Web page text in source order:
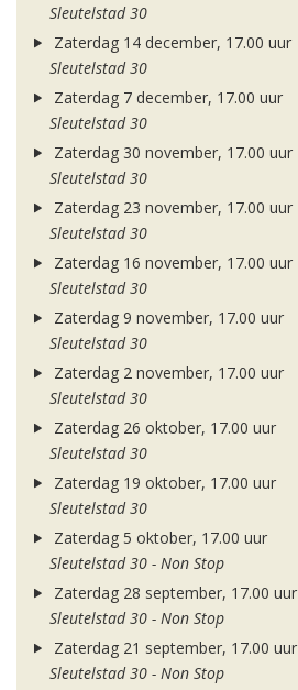
Sleutelstad 30
Zaterdag 14 december, 17.00 uur
Sleutelstad 30
Zaterdag 7 december, 17.00 uur
Sleutelstad 30
Zaterdag 30 november, 17.00 uur
Sleutelstad 30
Zaterdag 23 november, 17.00 uur
Sleutelstad 30
Zaterdag 16 november, 17.00 uur
Sleutelstad 30
Zaterdag 9 november, 17.00 uur
Sleutelstad 30
Zaterdag 2 november, 17.00 uur
Sleutelstad 30
Zaterdag 26 oktober, 17.00 uur
Sleutelstad 30
Zaterdag 19 oktober, 17.00 uur
Sleutelstad 30
Zaterdag 5 oktober, 17.00 uur
Sleutelstad 30 - Non Stop
Zaterdag 28 september, 17.00 uur
Sleutelstad 30 - Non Stop
Zaterdag 21 september, 17.00 uur
Sleutelstad 30 - Non Stop